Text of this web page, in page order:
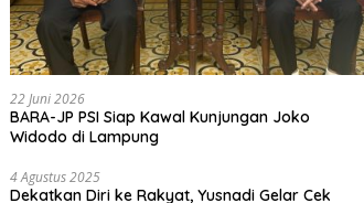
22 Juni 2026
BARA-JP PSI Siap Kawal Kunjungan Joko
Widodo di Lampung
4 Agustus 2025
Dekatkan Diri ke Rakyat, Yusnadi Gelar Cek